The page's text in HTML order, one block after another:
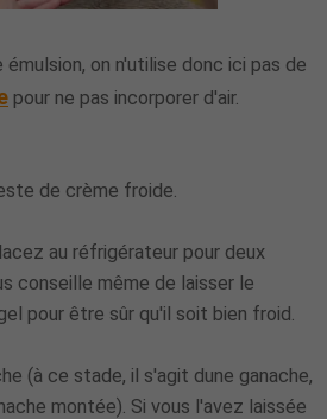
on n'utilise donc ici pas de
pour ne pas incorporer d'air.
de crème froide.
au réfrigérateur pour deux
conseille même de laisser le
pour être sûr qu'il soit bien froid.
(à ce stade, il s'agit dune ganache,
montée). Si vous l'avez laissée